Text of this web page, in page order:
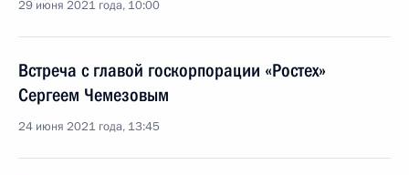
29 июня 2021 года, 10:00
Встреча с главой госкорпорации «Ростех»
Сергеем Чемезовым
24 июня 2021 года, 13:45